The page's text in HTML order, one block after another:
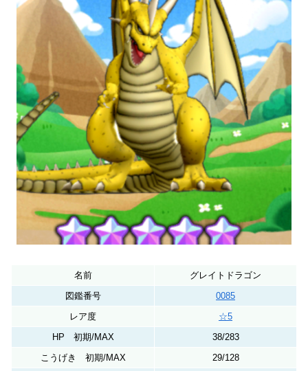
名前
グレイトドラゴン
図鑑番号
0085
レア度
☆5
HP 初期/MAX
38/283
こうげき 初期/MAX
29/128